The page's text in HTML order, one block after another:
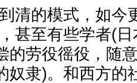
的模式，如今
甚至有些学者(
的劳役徭役，随
奴隶)。和西方的